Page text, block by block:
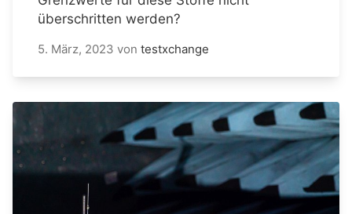
überschritten werden?
5. März, 2023 von testxchange